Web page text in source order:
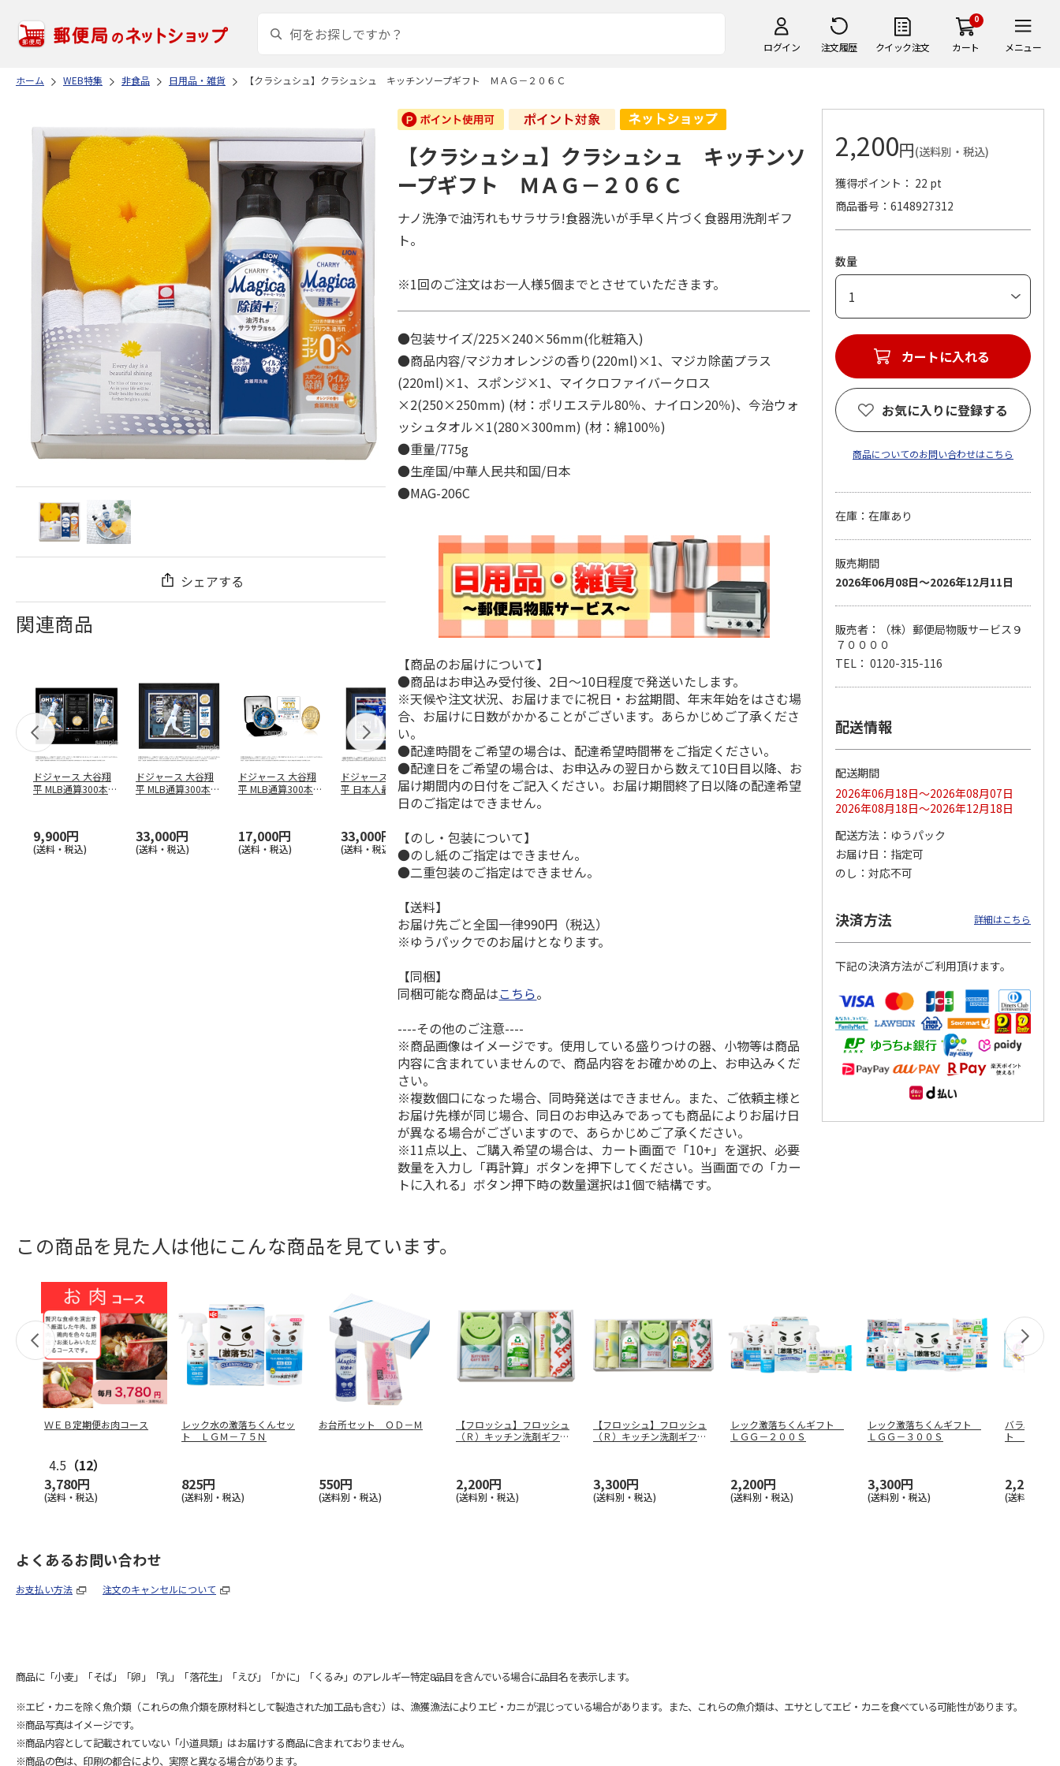
ログイン 注文履歴 クイック注文
0
カート メニュー
ホーム WEB特集 非食品 日用品・雑貨 【クラシュシュ】クラシュシュ キッチンソープギフト ＭＡＧ－２０６Ｃ
シェアする
関連商品
ドジャース 大谷翔
平 MLB通算300本塁
9,900円
(送料・税込)
ドジャース 大谷翔
平 MLB通算300本塁
33,000円
(送料・税込)
ドジャース 大谷翔
平 MLB通算300本塁
17,000円
(送料・税込)
ドジャース 大谷翔
平 日本人最多53試
合連続出塁記念 ダ
33,000円
(送料・税込)
MLB ドジャース 大
谷翔平 2026 NL 3・
4月投手…
33,000円
(送料・税込)
ドジャース 大谷翔
平 日本人最多53試
(送料・税込)
MLB ドジャース 大
谷翔平・山本由伸・
MLB ドジャース 大
谷翔平 2026 NL 3・
ドジャース 大谷翔
平 日本人最多53試
合連続出塁記念 シ
ル…
17,000円
(送料・税込)
谷翔平 2026 NL 3・
4月投手…
【クラシュシュ】クラシュシュ キッチンソ
ープギフト ＭＡＧ－２０６Ｃ
ナノ洗浄で油汚れもサラサラ!食器洗いが手早く片づく食器用洗剤ギフ
ト。
※1回のご注文はお一人様5個までとさせていただきます。
●包装サイズ/225×240×56mm(化粧箱入)
●商品内容/マジカオレンジの香り(220ml)×1、マジカ除菌プラス
(220ml)×1、スポンジ×1、マイクロファイバークロス
×2(250×250mm) (材：ポリエステル80％、ナイロン20％)、今治ウォ
ッシュタオル×1(280×300mm) (材：綿100％)
●重量/775g
●生産国/中華人民共和国/日本
●MAG-206C
【商品のお届けについて】
●商品はお申込み受付後、2日～10日程度で発送いたします。
※天候や注文状況、お届けまでに祝日・お盆期間、年末年始をはさむ場
合、お届けに日数がかかることがございます。あらかじめご了承くださ
い。
●配達時間をご希望の場合は、配達希望時間帯をご指定ください。
●配達日をご希望の場合は、お申込みの翌日から数えて10日目以降、お
届け期間内の日付をご記入ください。お届け期間終了日以降の配達希望
日のご指定はできません。
【のし・包装について】
●のし紙のご指定はできません。
●二重包装のご指定はできません。
【送料】
お届け先ごと全国一律990円（税込）
※ゆうパックでのお届けとなります。
【同梱】
同梱可能な商品はこちら。
----その他のご注意----
※商品画像はイメージです。使用している盛りつけの器、小物等は商品
内容に含まれていませんので、商品内容をお確かめの上、お申込みくだ
さい。
※複数個口になった場合、同時発送はできません。また、ご依頼主様と
お届け先様が同じ場合、同日のお申込みであっても商品によりお届け日
が異なる場合がございますので、あらかじめご了承ください。
※11点以上、ご購入希望の場合は、カート画面で「10+」を選択、必要
数量を入力し「再計算」ボタンを押下してください。当画面での「カー
トに入れる」ボタン押下時の数量選択は1個で結構です。
2,200円(送料別・税込)
獲得ポイント： 22 pt
商品番号
6148927312
数量
カートに入れる
お気に入りに登録する
商品についてのお問い合わせはこちら
在庫：在庫あり
販売期間
2026年06月08日～2026年12月11日
販売者：（株）郵便局物販サービス９
７００００
TEL： 0120-315-116
配送情報
配送期間
2026年06月18日～2026年08月07日
2026年08月18日～2026年12月18日
配送方法
ゆうパック
お届け日
指定可
のし
対応不可
決済方法 詳細はこちら
下記の決済方法がご利用頂けます。
この商品を見た人は他にこんな商品を見ています。
ＷＥＢ定期便お肉コース
4.5 （12）
3,780円
(送料・税込)
レック水の激落ちくんセッ
ト ＬＧＭ－７５Ｎ
825円
(送料別・税込)
お台所セット ＯＤ－Ｍ
550円
(送料別・税込)
【フロッシュ】フロッシュ
（Ｒ）キッチン洗剤ギフ
2,200円
(送料別・税込)
【フロッシュ】フロッシュ
（Ｒ）キッチン洗剤ギフ
3,300円
(送料別・税込)
レック激落ちくんギフト
ＬＧＧ－２００Ｓ
2,200円
(送料別・税込)
レック激落ちくんギフト
ＬＧＧ－３００Ｓ
3,300円
(送料別・税込)
バラエティ
ト ＶＣＳ
2,200円
(送料別・税
よくあるお問い合わせ
お支払い方法 注文のキャンセルについて
商品に「小麦」「そば」「卵」「乳」「落花生」「えび」「かに」「くるみ」のアレルギー特定8品目を含んでいる場合に品目名を表示します。
※エビ・カニを除く魚介類（これらの魚介類を原材料として製造された加工品も含む）は、漁獲漁法によりエビ・カニが混じっている場合があります。また、これらの魚介類は、エサとしてエビ・カニを食べている可能性があります。
※商品写真はイメージです。
※商品内容として記載されていない「小道具類」はお届けする商品に含まれておりません。
※商品の色は、印刷の都合により、実際と異なる場合があります。